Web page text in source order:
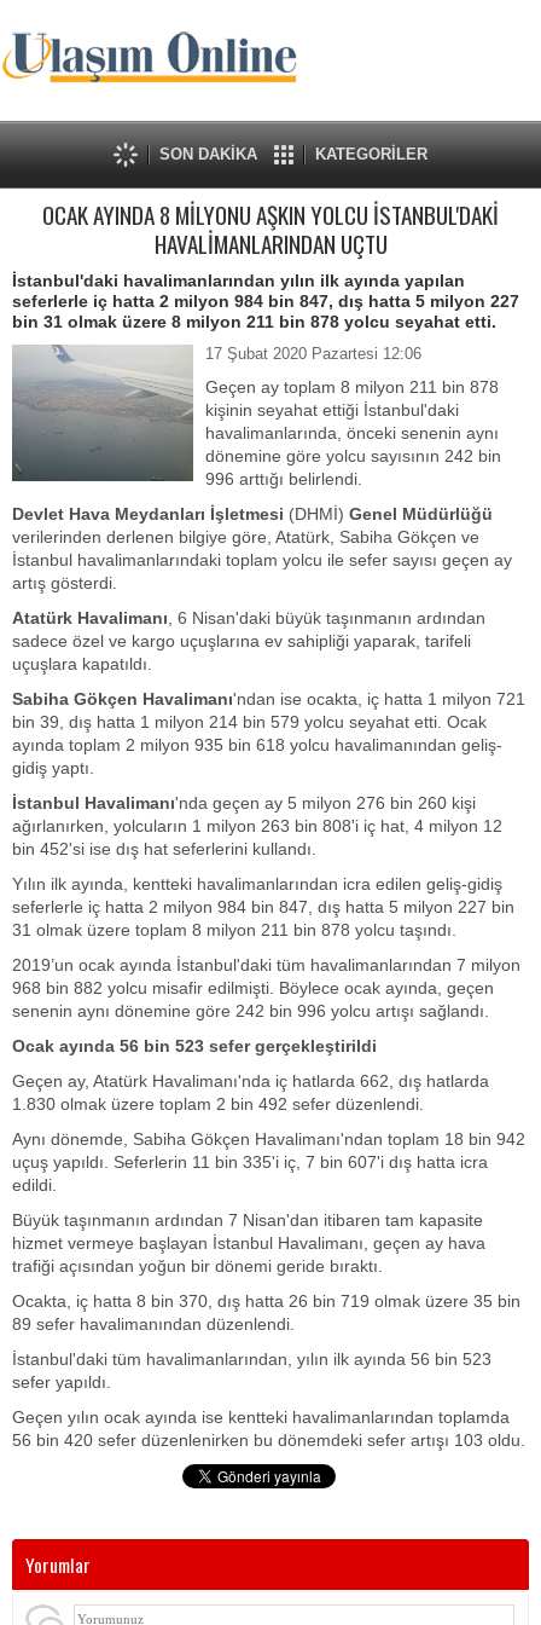
SON DAKİKA KATEGORİLER
OCAK AYINDA 8 MİLYONU AŞKIN YOLCU İSTANBUL'DAKİ
HAVALİMANLARINDAN UÇTU
İstanbul'daki havalimanlarından yılın ilk ayında yapılan
seferlerle iç hatta 2 milyon 984 bin 847, dış hatta 5 milyon 227
bin 31 olmak üzere 8 milyon 211 bin 878 yolcu seyahat etti.
17 Şubat 2020 Pazartesi 12:06
Geçen ay toplam 8 milyon 211 bin 878
kişinin seyahat ettiği İstanbul'daki
havalimanlarında, önceki senenin aynı
dönemine göre yolcu sayısının 242 bin
996 arttığı belirlendi.
Devlet Hava Meydanları İşletmesi (DHMİ) Genel Müdürlüğü
verilerinden derlenen bilgiye göre, Atatürk, Sabiha Gökçen ve
İstanbul havalimanlarındaki toplam yolcu ile sefer sayısı geçen ay
artış gösterdi.
Atatürk Havalimanı , 6 Nisan'daki büyük taşınmanın ardından
sadece özel ve kargo uçuşlarına ev sahipliği yaparak, tarifeli
uçuşlara kapatıldı.
Sabiha Gökçen Havalimanı'ndan ise ocakta, iç hatta 1 milyon 721
bin 39, dış hatta 1 milyon 214 bin 579 yolcu seyahat etti. Ocak
ayında toplam 2 milyon 935 bin 618 yolcu havalimanından geliş-
gidiş yaptı.
İstanbul Havalimanı'nda geçen ay 5 milyon 276 bin 260 kişi
ağırlanırken, yolcuların 1 milyon 263 bin 808'i iç hat, 4 milyon 12
bin 452'si ise dış hat seferlerini kullandı.
Yılın ilk ayında, kentteki havalimanlarından icra edilen geliş-gidiş
seferlerle iç hatta 2 milyon 984 bin 847, dış hatta 5 milyon 227 bin
31 olmak üzere toplam 8 milyon 211 bin 878 yolcu taşındı.
2019’un ocak ayında İstanbul'daki tüm havalimanlarından 7 milyon
968 bin 882 yolcu misafir edilmişti. Böylece ocak ayında, geçen
senenin aynı dönemine göre 242 bin 996 yolcu artışı sağlandı.
Ocak ayında 56 bin 523 sefer gerçekleştirildi
Geçen ay, Atatürk Havalimanı'nda iç hatlarda 662, dış hatlarda
1.830 olmak üzere toplam 2 bin 492 sefer düzenlendi.
Aynı dönemde, Sabiha Gökçen Havalimanı'ndan toplam 18 bin 942
uçuş yapıldı. Seferlerin 11 bin 335'i iç, 7 bin 607'i dış hatta icra
edildi.
Büyük taşınmanın ardından 7 Nisan'dan itibaren tam kapasite
hizmet vermeye başlayan İstanbul Havalimanı, geçen ay hava
trafiği açısından yoğun bir dönemi geride bıraktı.
Ocakta, iç hatta 8 bin 370, dış hatta 26 bin 719 olmak üzere 35 bin
89 sefer havalimanından düzenlendi.
İstanbul'daki tüm havalimanlarından, yılın ilk ayında 56 bin 523
sefer yapıldı.
Geçen yılın ocak ayında ise kentteki havalimanlarından toplamda
56 bin 420 sefer düzenlenirken bu dönemdeki sefer artışı 103 oldu.
Yorumlar